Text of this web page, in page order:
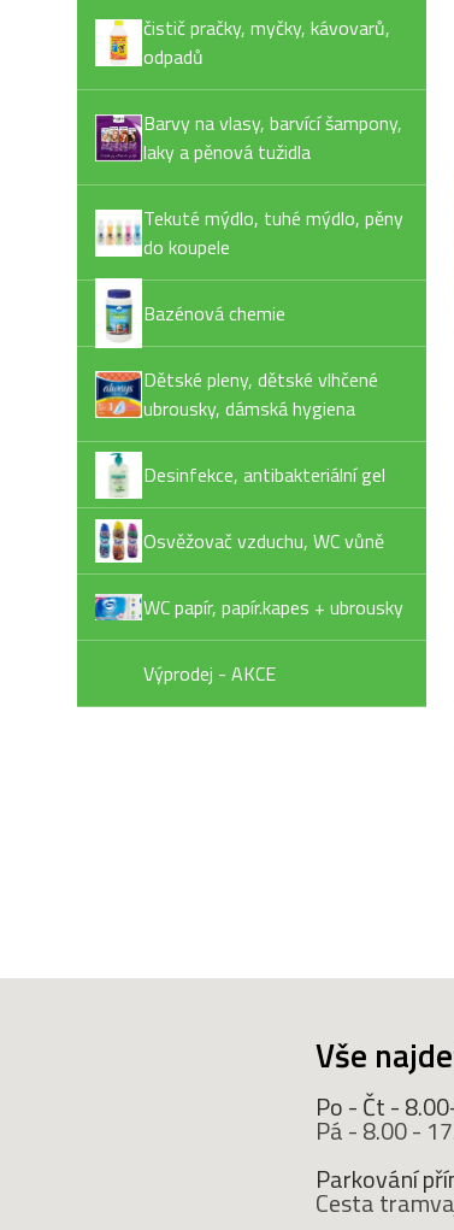
čistič pračky, myčky, kávovarů,
odpadů
Barvy na vlasy, barvící šampony,
laky a pěnová tužidla
Tekuté mýdlo, tuhé mýdlo, pěny
do koupele
Bazénová chemie
Dětské pleny, dětské vlhčené
ubrousky, dámská hygiena
Desinfekce, antibakteriální gel
Osvěžovač vzduchu, WC vůně
WC papír, papír.kapes + ubrousky
Výprodej - AKCE
Vše
Po - Čt -
Pá - 8.00 -
Parkování
Cesta